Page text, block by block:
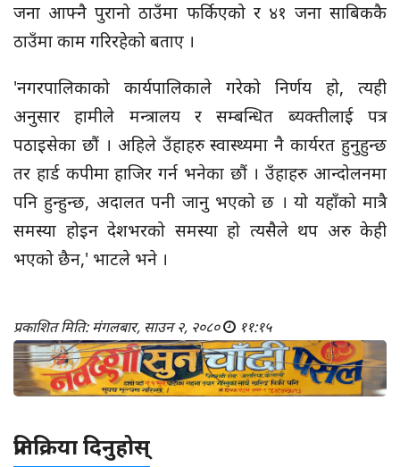
जना आफ्नै पुरानो ठाउँमा फर्किएको र ४१ जना साबिककै
ठाउँमा काम गरिरहेको बताए ।
'नगरपालिकाको कार्यपालिकाले गरेको निर्णय हो, त्यही
अनुसार हामीले मन्त्रालय र सम्बन्धित ब्यक्तीलाई पत्र
पठाइसेका छौं । अहिले उँहाहरु स्वास्थ्यमा नै कार्यरत हुनुहुन्छ
तर हार्ड कपीमा हाजिर गर्न भनेका छौं । उँहाहरु आन्दोलनमा
पनि हुन्हुन्छ, अदालत पनी जानु भएको छ । यो यहाँको मात्रै
समस्या होइन देशभरको समस्या हो त्यसैले थप अरु केही
भएको छैन,' भाटले भने ।
प्रकाशित मिति: मंगलबार, साउन २, २०८० ११:१५
प्रतिक्रिया दिनुहोस्